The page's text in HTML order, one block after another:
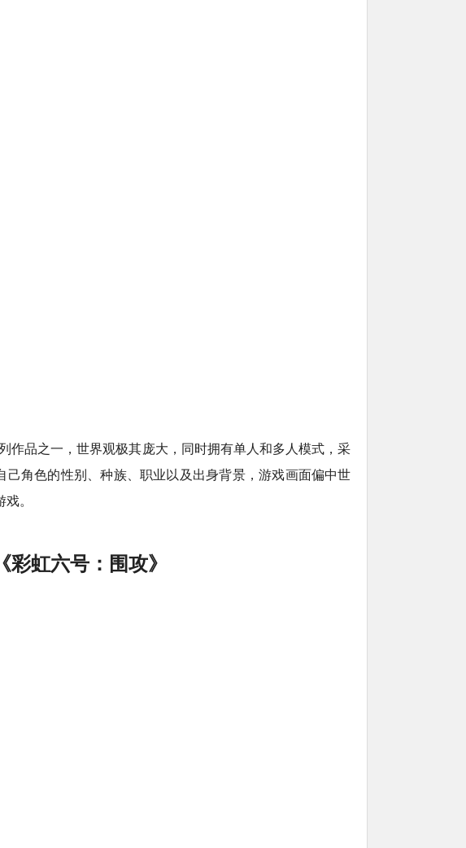
作品之一，世界观极其庞大，同时拥有单人和多人模式，采
角色的性别、种族、职业以及出身背景，游戏画面偏中世
。
彩虹六号：围攻》